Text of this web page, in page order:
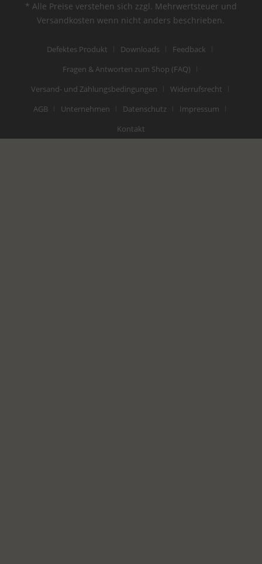
* Alle Preise verstehen sich zzgl. Mehrwertsteuer und
Versandkosten wenn nicht anders beschrieben.
Defektes Produkt Downloads
Feedback
Fragen & Antworten zum Shop (FAQ)
Versand- und Zahlungsbedingungen
Widerrufsrecht
AGB
Unternehmen Datenschutz
Impressum
Kontakt